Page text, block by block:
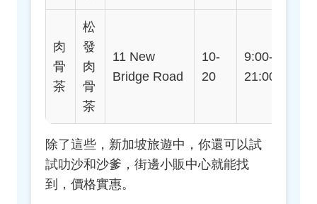
肉
骨
茶
松
發
肉
骨
茶
11 New
Bridge Road
10-
20
9:00-
21:00
除了這些，新加坡旅遊中，你還可以試
試叻沙和沙爹，街邊小販中心就能找
到，價格實惠。